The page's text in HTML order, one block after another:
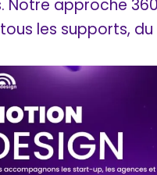
Notre approche
les supports, du